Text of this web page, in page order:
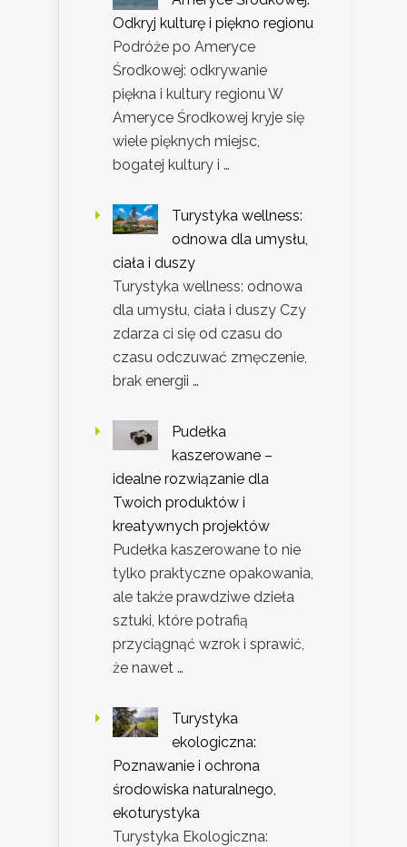
Odkryj kulturę i piękno regionu
Podróże po Ameryce
Środkowej: odkrywanie
piękna i kultury regionu W
Ameryce Środkowej kryje się
wiele pięknych miejsc,
bogatej kultury i …
Turystyka wellness:
odnowa dla umysłu,
ciała i duszy
Turystyka wellness: odnowa
dla umysłu, ciała i duszy Czy
zdarza ci się od czasu do
czasu odczuwać zmęczenie,
brak energii …
Pudełka
kaszerowane –
idealne rozwiązanie dla
Twoich produktów i
kreatywnych projektów
Pudełka kaszerowane to nie
tylko praktyczne opakowania,
ale także prawdziwe dzieła
sztuki, które potrafią
przyciągnąć wzrok i sprawić,
że nawet …
Turystyka
ekologiczna:
Poznawanie i ochrona
środowiska naturalnego,
ekoturystyka
Turystyka Ekologiczna: